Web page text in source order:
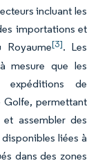
incluant les
importations et
[3]. Les
mesure que les
expéditions de
Golfe, permettant
assembler des
liées à
dans des zones